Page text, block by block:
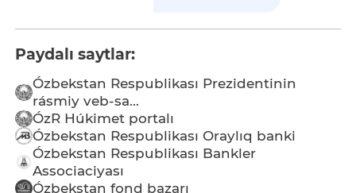
Paydalı saytlar:
Ózbekstan Respublikası Prezidentinin
rásmiy veb-sa...
ÓzR Húkimet portalı
Ózbekstan Respublikası Oraylıq banki
Ózbekstan Respublikası Bankler
Associaciyası
Ózbekstan fond bazarı